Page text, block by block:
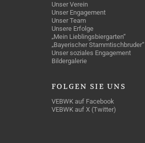
Unser Verein
Unser Engagement
Unser Team
Unsere Erfolge
„Mein Lieblingsbiergarten“
„Bayerischer Stammtischbruder“
Unser soziales Engagement
Bildergalerie
FOLGEN SIE UNS
VEBWK auf Facebook
VEBWK auf X (Twitter)